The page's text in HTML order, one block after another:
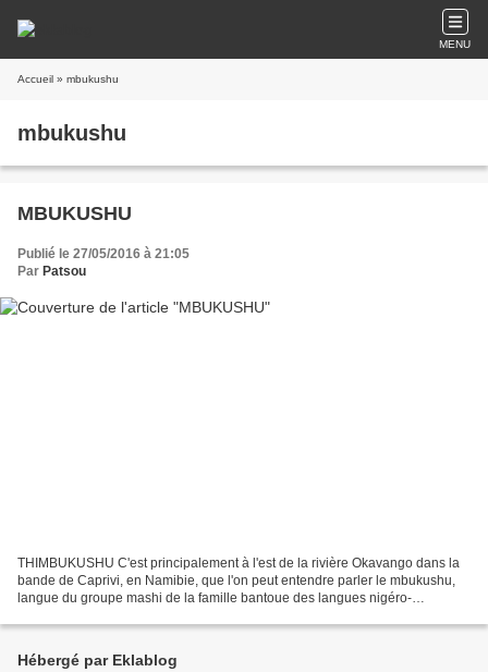
MENU
Accueil » mbukushu
mbukushu
MBUKUSHU
Publié le 27/05/2016 à 21:05
Par Patsou
THIMBUKUSHU C'est principalement à l'est de la rivière Okavango dans la
bande de Caprivi, en Namibie, que l'on peut entendre parler le mbukushu,
langue du groupe mashi de la famille bantoue des langues nigéro-
Hébergé par Eklablog